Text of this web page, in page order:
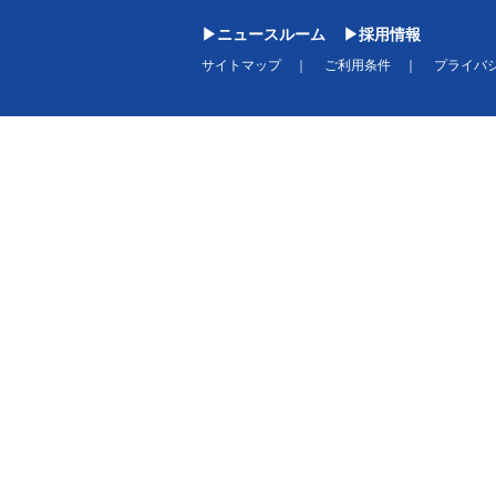
ニュースルーム 採用情報
サイトマップ ご利用条件 プライバ